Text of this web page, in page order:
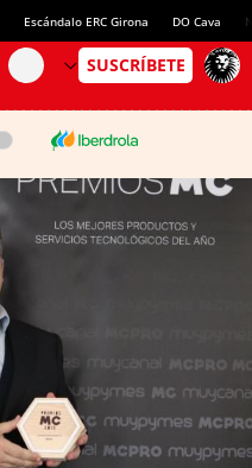
Escándalo ERC Girona DO Cava